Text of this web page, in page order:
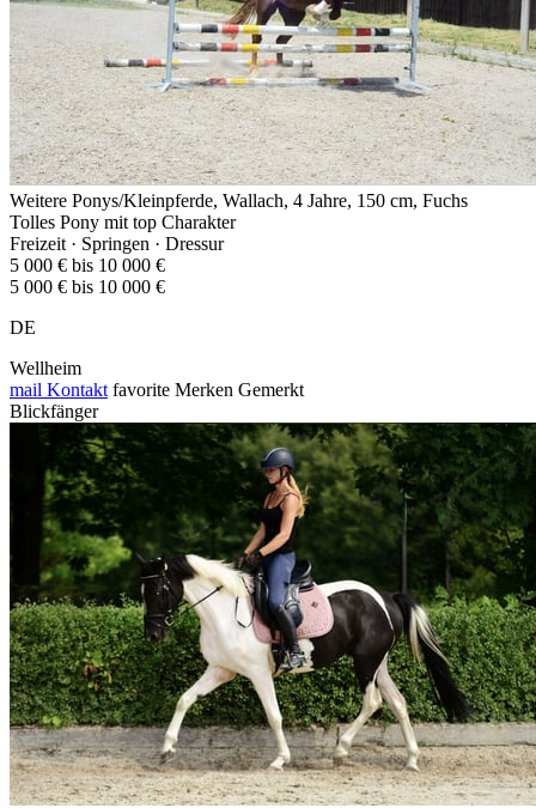
Weitere Ponys/Kleinpferde, Wallach, 4 Jahre, 150 cm, Fuchs
Tolles Pony mit top Charakter
Freizeit · Springen · Dressur
5 000 € bis 10 000 €
5 000 € bis 10 000 €
DE
Wellheim
mail Kontakt favorite Merken Gemerkt
Blickfänger